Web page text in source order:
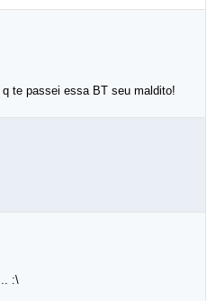
te passei essa BT seu maldito!
:\